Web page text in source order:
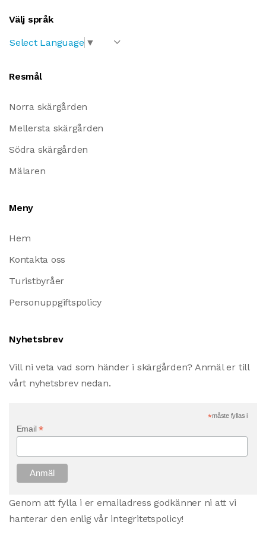
Välj språk
Select Language ▼
Resmål
Norra skärgården
Mellersta skärgården
Södra skärgården
Mälaren
Meny
Hem
Kontakta oss
Turistbyråer
Personuppgiftspolicy
Nyhetsbrev
Vill ni veta vad som händer i skärgården? Anmäl er till
vårt nyhetsbrev nedan.
*måste fyllas i
Email*
Genom att fylla i er emailadress godkänner ni att vi
hanterar den enlig vår integritetspolicy!